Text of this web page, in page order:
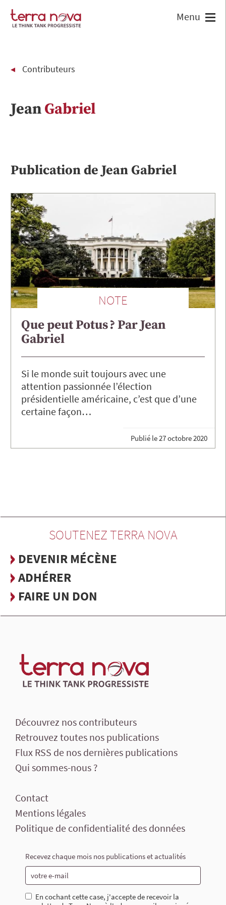
Contributeurs
JeanGabriel
Publication deJean Gabriel
NOTE
Que peut Potus ? Par Jean
Gabriel
Si le monde suit toujours avec une
attention passionnée l’élection
présidentielle américaine, c’est que d’une
certaine façon…
Publié le27 octobre 2020
SOUTENEZ TERRA NOVA
DEVENIR MÉCÈNE
ADHÉRER
FAIRE UN DON
Découvrez nos contributeurs
Retrouvez toutes nos publications
Flux RSS de nos dernières publications
Qui sommes-nous ?
Contact
Mentions légales
Politique de confidentialité des données
Recevez chaque mois nos publications et actualités
En cochant cette case, j'accepte de recevoir la